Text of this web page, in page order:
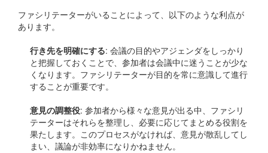
ファシリテーターがいることによって、以下のような利点が
あります。
行き先を明確にする: 会議の目的やアジェンダをしっかり
と把握しておくことで、参加者は会議中に迷うことが少な
くなります。ファシリテーターが目的を常に意識して進行
することが重要です。
意見の調整役: 参加者から様々な意見が出る中、ファシリ
テーターはそれらを整理し、必要に応じてまとめる役割を
果たします。このプロセスがなければ、意見が散乱してし
まい、議論が非効率になりかねません。